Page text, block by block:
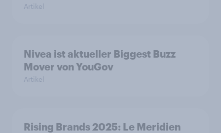
Artikel
Nivea ist aktueller Biggest Buzz
Mover von YouGov
Artikel
Rising Brands 2025: Le Meridien